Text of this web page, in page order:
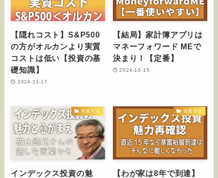
【隠れコスト】S&P500
の方がオルカンより実質
コストは低い【投資の基
礎知識】
2024-11-17
【結局】家計簿アプリは
マネーフォワード MEで
決まり！【定番】
2024-10-15
投資方法
インデックス投資の魅
投資方法
【わが家は8年で到達】